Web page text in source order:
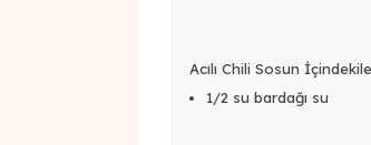
Acılı Chili Sosun
1/2 su bardağı su